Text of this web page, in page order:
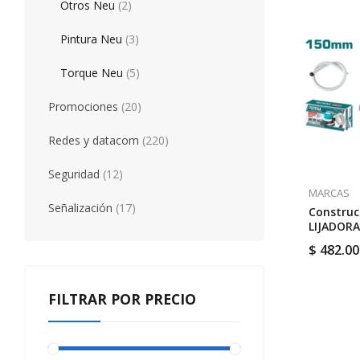
MARCAS
RPM //
$
Otros Neu (2)
Pintura Neu (3)
Torque Neu (5)
Promociones (20)
Redes y datacom (220)
Seguridad (12)
Señalización (17)
FILTRAR POR PRECIO